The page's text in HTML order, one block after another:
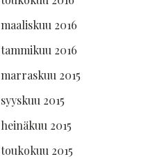
maaliskuu 2016
tammikuu 2016
marraskuu 2015
syyskuu 2015
heinäkuu 2015
toukokuu 2015